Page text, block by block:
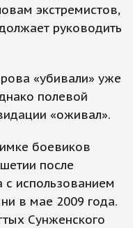
экстремистов,
руководить
«убивали» уже
полевой
«оживал».
боевиков
после
с использованием
в мае 2009 года.
Сунженского